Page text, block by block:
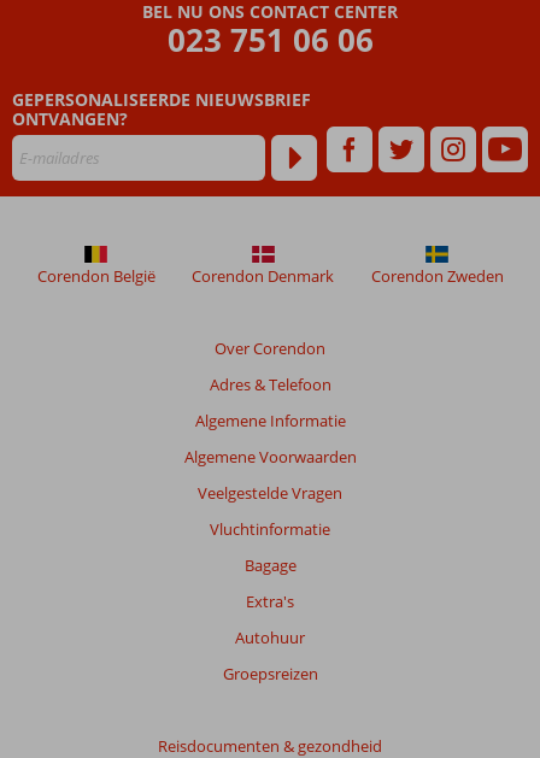
48
maanden
meer
om
de
BEL NU ONS CONTACT CENTER
023 751 06 06
GEPERSONALISEERDE NIEUWSBRIEF
ONTVANGEN?
Over Corendon
Adres & Telefoon
Algemene Informatie
Algemene Voorwaarden
Veelgestelde Vragen
Vluchtinformatie
Bagage
Extra's
Autohuur
Groepsreizen
Reisdocumenten & gezondheid
Corendon België Corendon Denmark Corendon Zweden